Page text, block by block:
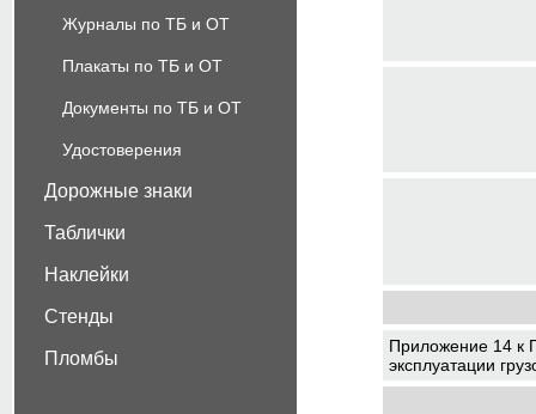
Журналы по ТБ и ОТ
Плакаты по ТБ и ОТ
Документы по ТБ и ОТ
Удостоверения
Дорожные знаки
Таблички
Наклейки
Стенды
Пломбы
Приложение 14 к
эксплуатации